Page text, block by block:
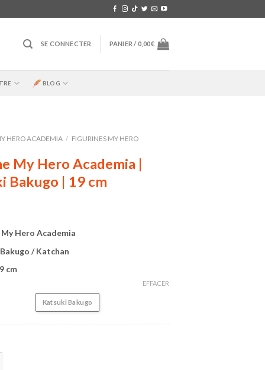
SE CONNECTER PANIER /0,00€
BLOG
HERO ACADEMIA / FIGURINES MY HERO
My Hero Academia |
Bakugo | 19 cm
Hero Academia
/ Katchan
cm
Katsuki Bakugo
EFFACER